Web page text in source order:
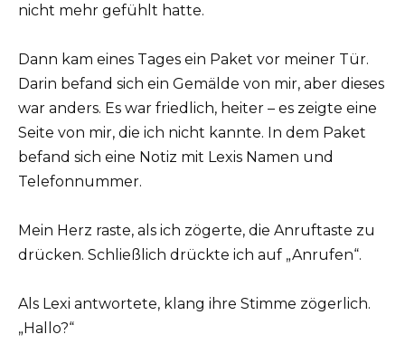
nicht mehr gefühlt hatte.
Dann kam eines Tages ein Paket vor meiner Tür.
Darin befand sich ein Gemälde von mir, aber dieses
war anders. Es war friedlich, heiter – es zeigte eine
Seite von mir, die ich nicht kannte. In dem Paket
befand sich eine Notiz mit Lexis Namen und
Telefonnummer.
Mein Herz raste, als ich zögerte, die Anruftaste zu
drücken. Schließlich drückte ich auf „Anrufen“.
Als Lexi antwortete, klang ihre Stimme zögerlich.
„Hallo?“